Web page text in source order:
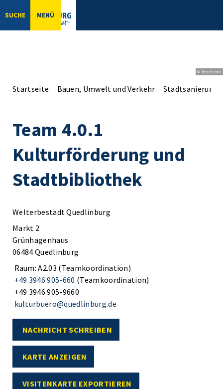
SUCHE MENÜ
© bbsferrari
Startseite Bauen, Umwelt und Verkehr Stadtsanierung
Team 4.0.1
Kulturförderung und
Stadtbibliothek
Welterbestadt Quedlinburg
Markt 2
Grünhagenhaus
06484 Quedlinburg
Raum: A2.03 (Teamkoordination)
+49 3946 905-660 (Teamkoordination)
+49 3946 905-9660
kulturbuero@quedlinburg.de
NACHRICHT SCHREIBEN
KARTE ANZEIGEN
VISITENKARTE EXPORTIEREN